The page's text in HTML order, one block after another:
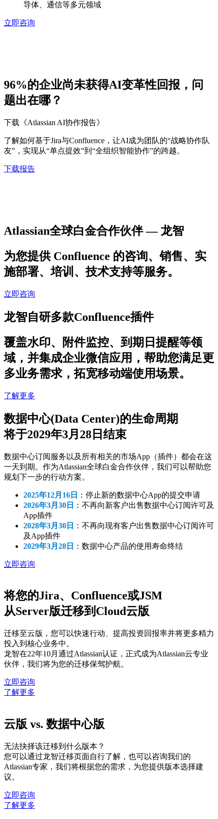
导体、通信等多元领域
立即咨询
96%的企业尚未获得AI变革性回报，问
题出在哪？
下载《Atlassian AI协作报告》
了解如何基于Jira与Confluence，让AI成为团队的“战略协作队
友”，实现从“单点提效”到“全组织智能协作”的跨越。
下载报告
Atlassian全球白金合作伙伴 — 龙智
为您提供 Confluence 的咨询、销售、实
施部署、培训、技术支持等服务。
立即咨询
龙智自研多款Confluence插件
覆盖水印、附件监控、到期日提醒等领
域，并集成企业微信应用，帮助您满足更
多业务需求，拓宽移动端使用场景。
了解更多
数据中心(Data Center)的生命周期
将于2029年3月28日结束
数据中心订阅服务以及所有相关的市场App（插件）都会在这
一天到期。作为Atlassian全球白金合作伙伴，我们可以帮助您
规划下一步的行动方案。
2025年12月16日
：停止新的数据中心App的提交申请
2026年3月30日
：不再向新客户出售数据中心订阅许可及
App插件
2028年3月30日
：不再向现有客户出售数据中心订阅许可
及App插件
2029年3月28日
：数据中心产品的使用寿命终结
立即咨询
将您的Jira、Confluence或JSM
从Server版迁移到Cloud云版
迁移至云版，您可以快速行动、提高投资回报率并将更多精力
投入到核心业务中。
龙智在22年10月通过Atlassian认证，正式成为Atlassian云专业
伙伴，我们将为您的迁移保驾护航。
立即咨询
了解更多
云版 vs. 数据中心版
无法抉择该迁移到什么版本？
您可以通过龙智迁移页面自行了解，也可以咨询我们的
Atlassian专家，我们将根据您的需求，为您提供版本选择建
议。
立即咨询
了解更多